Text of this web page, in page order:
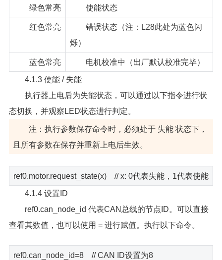
绿色常亮 使能状态
红色常亮
错误状态（注：L28此处为蓝色闪
烁）
蓝色常亮 电机校准中（出厂默认校准完毕）
4.1.3 使能 / 失能
执行器上电后为失能状态，可以通过以下指令进行状
态切换，并观察LED状态进行判定。
注：执行参数保存命令时，必须处于 失能 状态下，
且所有参数在保存并重新上电后生效。
ref0.motor.request_state(x) // x: 0代表失能，1代表使能
4.1.4 设置ID
ref0.can_node_id 代表CAN总线的节点ID。可以直接
查看其数值，也可以使用 = 进行赋值。执行以下命令。
ref0.can_node_id=8 // CAN ID设置为8